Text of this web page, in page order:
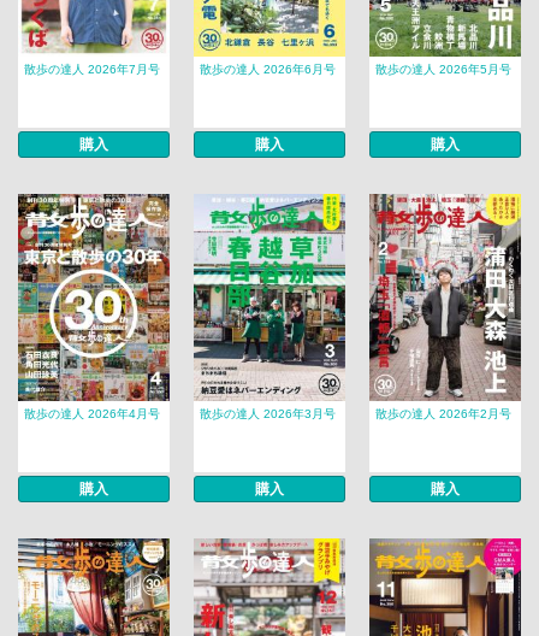
散歩の達人 2026年7月号
購入
散歩の達人 2026年6月号
購入
散歩の達人 2026年5月号
購入
散歩の達人 2026年4月号
購入
散歩の達人 2026年3月号
購入
散歩の達人 2026年2月号
購入